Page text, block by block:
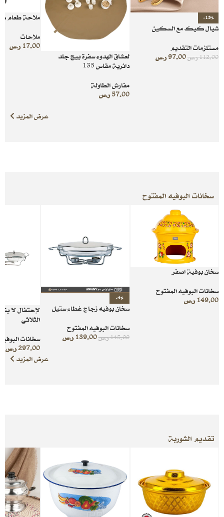
-13%
شيال كيك مع السكين
مستلزمات التقديم
112.00ر.س97.00ر.س
لعشاق الهدوء سفرة بيج جلد
دائرية مقاس 135
مفارش الطاولة
57.00 ر.س
ملاحة طعام
ملاحات
17.00 ر.س
عرض المزيد
سخانات البوفيه المفتوح
سخان بوفية اصفر
سخانات البوفيه المفتوح
149.00 ر.س -4%
سخان بوفيه زجاج غطاء ستيل
سخانات البوفيه المفتوح
145.00ر.س139.00 ر.س
لإحتفال لا
الثلاثي
سخانات
297.00ر.س
عرض المزيد
تقديم الشوربة